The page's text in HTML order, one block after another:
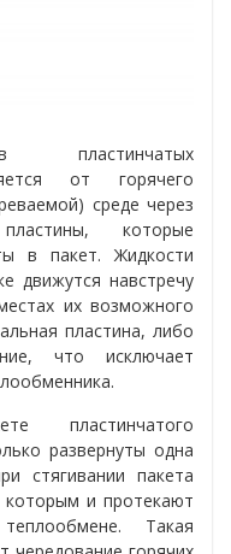
в пластинчатых
от горячего
среде через
которые
в пакет. Жидкости
движутся навстречу
их возможного
пластина, либо
что исключает
пластинчатого
развернуты одна
стягивании пакета
которым и протекают
Такая